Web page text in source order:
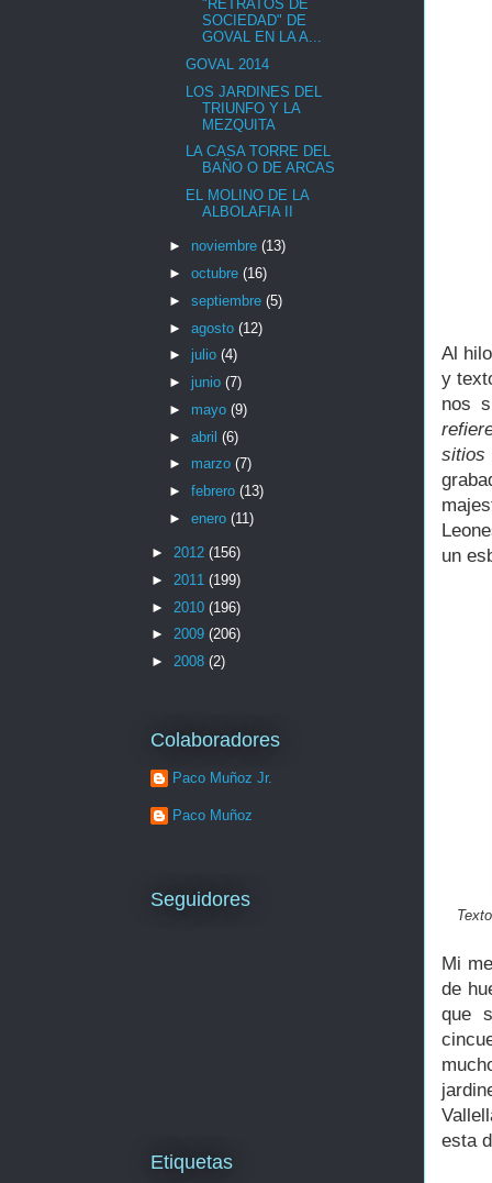
Al
y
nos
un
Mi
de
que
esta
"RETRATOS DE
SOCIEDAD" DE
GOVAL EN LA A...
GOVAL 2014
LOS JARDINES DEL
TRIUNFO Y LA
MEZQUITA
LA CASA TORRE DEL
BAÑO O DE ARCAS
EL MOLINO DE LA
ALBOLAFIA II
► noviembre (13)
► octubre (16)
► septiembre (5)
► agosto (12)
► julio (4)
► junio (7)
► mayo (9)
► abril (6)
► marzo (7)
► febrero (13)
► enero (11)
► 2012 (156)
► 2011 (199)
► 2010 (196)
► 2009 (206)
► 2008 (2)
Colaboradores
Paco Muñoz Jr.
Paco Muñoz
Seguidores
Etiquetas